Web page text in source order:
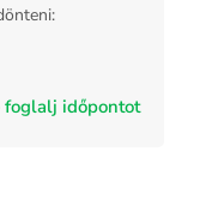
foglalj időpontot